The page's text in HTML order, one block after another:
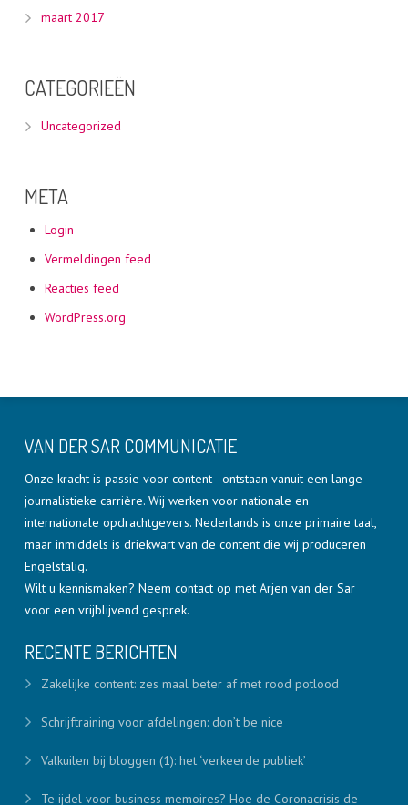
maart 2017
CATEGORIEËN
Uncategorized
META
Login
Vermeldingen feed
Reacties feed
WordPress.org
VAN DER SAR COMMUNICATIE
Onze kracht is passie voor content - ontstaan vanuit een lange
journalistieke carrière. Wij werken voor nationale en
internationale opdrachtgevers. Nederlands is onze primaire taal,
maar inmiddels is driekwart van de content die wij produceren
Engelstalig.
Wilt u kennismaken? Neem contact op met Arjen van der Sar
voor een vrijblijvend gesprek.
RECENTE BERICHTEN
Zakelijke content: zes maal beter af met rood potlood
Schrijftraining voor afdelingen: don’t be nice
Valkuilen bij bloggen (1): het ‘verkeerde publiek’
Te ijdel voor business memoires? Hoe de Coronacrisis de